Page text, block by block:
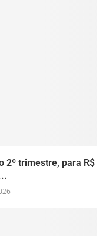
2º trimestre, para R$